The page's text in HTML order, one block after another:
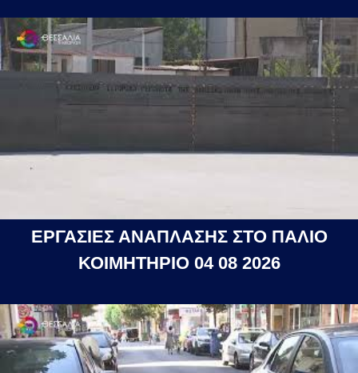
ΕΡΓΑΣΙΕΣ ΑΝΑΠΛΑΣΗΣ ΣΤΟ ΠΑΛΙΟ
ΚΟΙΜΗΤΗΡΙΟ 04 08 2026